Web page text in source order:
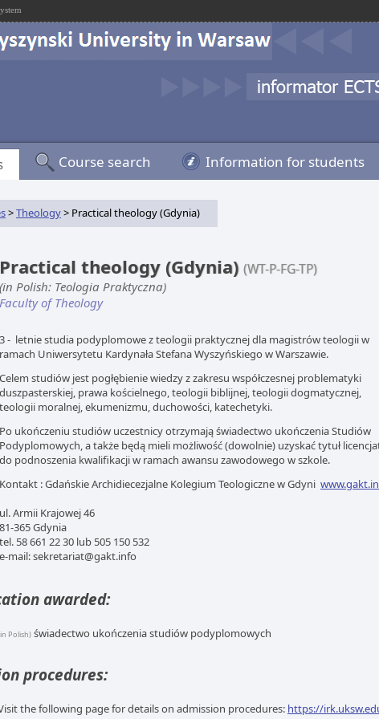
Course search Information for students
>Theology> Practical theology (Gdynia)
Practical theology (Gdynia) (WT-P-FG-TP)
(in Polish: Teologia Praktyczna)
Faculty of Theology
3 - letnie studia podyplomowe z teologii praktycznej dla magistrów teologii w
ramach Uniwersytetu Kardynała Stefana Wyszyńskiego w Warszawie.
Celem studiów jest pogłębienie wiedzy z zakresu współczesnej problematyki
duszpasterskiej, prawa kościelnego, teologii biblijnej, teologii dogmatycznej,
teologii moralnej, ekumenizmu, duchowości, katechetyki.
Po ukończeniu studiów uczestnicy otrzymają świadectwo ukończenia Studiów
Podyplomowych, a także będą mieli możliwość (dowolnie) uzyskać tytuł
do podnoszenia kwalifikacji w ramach awansu zawodowego w szkole.
Kontakt : Gdańskie Archidiecezjalne Kolegium Teologiczne w Gdyni
ul. Armii Krajowej 46
81-365 Gdynia
tel. 58 661 22 30 lub 505 150 532
e-mail: sekretariat@gakt.info
awarded:
Polish) świadectwo ukończenia studiów podyplomowych
procedures:
the following page for details on admission procedures: https://